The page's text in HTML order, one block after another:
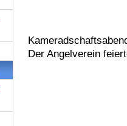
Der Angelverein